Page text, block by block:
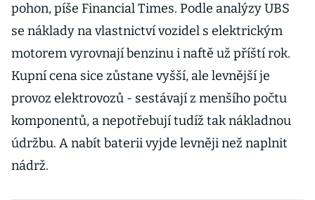
pohon, píše Financial Times. Podle analýzy UBS
se náklady na vlastnictví vozidel s elektrickým
motorem vyrovnají benzinu i naftě už příští rok.
Kupní cena sice zůstane vyšší, ale levnější je
provoz elektrovozů - sestávají z menšího počtu
komponentů, a nepotřebují tudíž tak nákladnou
údržbu. A nabít baterii vyjde levněji než naplnit
nádrž.